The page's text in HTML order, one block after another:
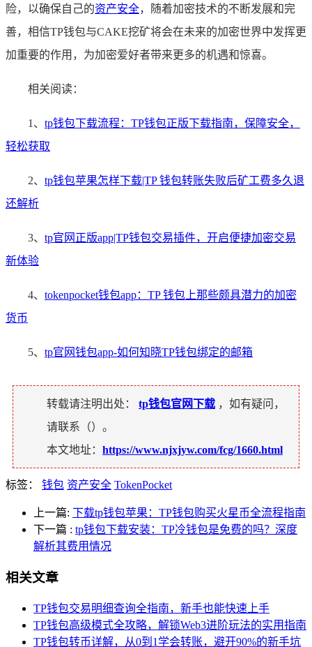
险，以确保自己的资产安全，随着加密技术的不断发展和完
善，相信TP钱包与CAKE挖矿将会在未来的加密世界中发挥更
加重要的作用，为加密爱好者带来更多的机遇和惊喜。
相关阅读：
1、 tp钱包下载流程：TP钱包正版下载指南，保障安全，
轻松获取
2、 tp钱包苹果怎样下载|TP 钱包转账失败后矿工费多久退
还解析
3、 tp官网正版app|TP钱包交易插件，开启便捷加密交易
新体验
4、 tokenpocket钱包app：TP 钱包上那些颇具潜力的加密
货币
5、 tp官网钱包app-如何知晓TP钱包绑定的邮箱
转载请注明出处： tp钱包官网下载 ，如有疑问，
请联系（）。
本文地址： https://www.njxjyw.com/fcg/1660.html
标签： 钱包 资产安全 TokenPocket
上一篇: 下载tp钱包苹果：TP钱包购买火星币全流程指南
下一篇 : tp钱包下载安装：TP冷钱包是免费的吗？深度
解析其费用情况
相关文章
TP钱包交易明细查询全指南，新手也能快速上手
TP钱包高级模式全攻略，解锁Web3进阶玩法的实用指南
TP钱包转币详解，从0到1学会转账，避开90%的新手坑